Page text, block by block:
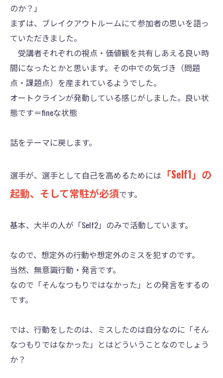
のか？」
まずは、ブレイクアウトルームにて参加者の思いを語っ
ていただきました。
受講者それぞれの視点・価値観を共有しあえる良い時
間になったとかと思います。その中での気づき（問題
点・課題点）を産まれているようでした。
オートクラインが発動している感じがしました。良い状
態です＝fineな状態
話をテーマに戻します。
選手が、選手として自己を高めるためには 「Self1」の
起動、そして常駐が必須です。
基本、大半の人が「Self2」のみで活動しています。
なので、想定外の行動や想定外のミスを犯すのです。
当然、無意識行動・発言です。
なので「そんなつもりではなかった」との発言をするの
です。
では、行動をしたのは、ミスしたのは自分なのに「そん
なつもりではなかった」とはどういうことなのでしょう
か？